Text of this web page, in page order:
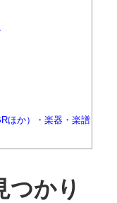
ほか）・楽器・楽譜
つかり